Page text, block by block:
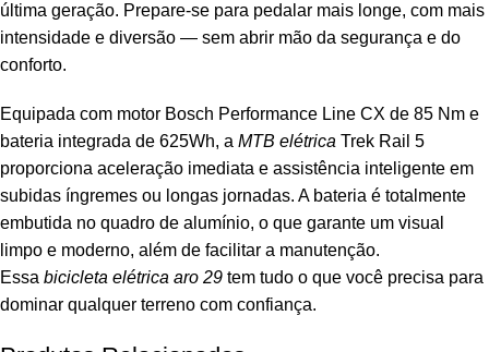
última geração. Prepare-se para pedalar mais longe, com mais
intensidade e diversão — sem abrir mão da segurança e do
conforto.
Equipada com motor Bosch Performance Line CX de 85 Nm e
bateria integrada de 625Wh, a MTB elétrica Trek Rail 5
proporciona aceleração imediata e assistência inteligente em
subidas íngremes ou longas jornadas. A bateria é totalmente
embutida no quadro de alumínio, o que garante um visual
limpo e moderno, além de facilitar a manutenção.
Essa bicicleta elétrica aro 29 tem tudo o que você precisa para
dominar qualquer terreno com confiança.